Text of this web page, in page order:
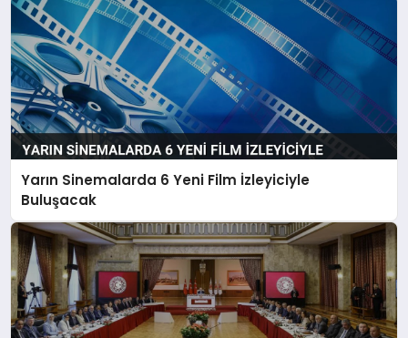
Yarın Sinemalarda 6 Yeni Film İzleyiciyle
Buluşacak